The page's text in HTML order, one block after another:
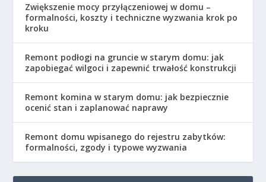
Zwiększenie mocy przyłączeniowej w domu –
formalności, koszty i techniczne wyzwania krok po
kroku
Remont podłogi na gruncie w starym domu: jak
zapobiegać wilgoci i zapewnić trwałość konstrukcji
Remont komina w starym domu: jak bezpiecznie
ocenić stan i zaplanować naprawy
Remont domu wpisanego do rejestru zabytków:
formalności, zgody i typowe wyzwania